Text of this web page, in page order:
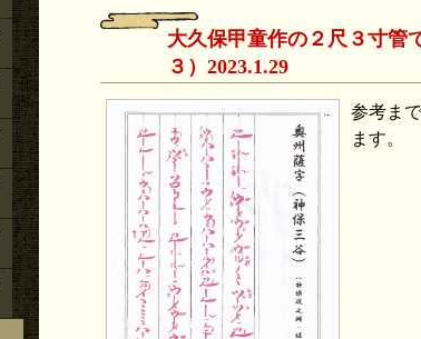
大久保甲童作の２尺３寸管
３）2023.1.29
参考ま
ます。